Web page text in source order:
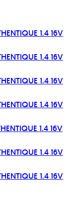
1.4 16V
1.4 16V
1.4 16V
1.4 16V
1.4 16V
1.4 16V
1.4 16V